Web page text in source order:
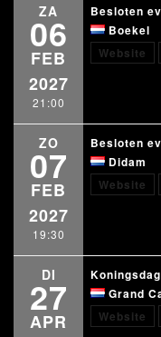
ZA
06
FEB
2027
21:00
Besloten
Boekel
Website
ZO
07
FEB
2027
19:30
Besloten
Didam
Website
DI
27
APR
Grand
Website